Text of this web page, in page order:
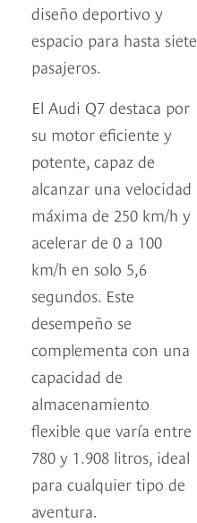
diseño deportivo y
espacio para hasta siete
pasajeros.
El Audi Q7 destaca por
su motor eficiente y
potente, capaz de
alcanzar una velocidad
máxima de 250 km/h y
acelerar de 0 a 100
km/h en solo 5,6
segundos. Este
desempeño se
complementa con una
capacidad de
almacenamiento
flexible que varía entre
780 y 1.908 litros, ideal
para cualquier tipo de
aventura.